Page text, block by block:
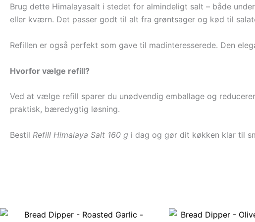
Brug dette Himalayasalt i stedet for almindeligt salt – både
eller kværn. Det passer godt til alt fra grøntsager og kød til
Refillen er også perfekt som gave til madinteresserede. Den
Hvorfor vælge refill?
Ved at vælge refill sparer du unødvendig emballage og
praktisk, bæredygtig løsning.
Bestil Refill Himalaya Salt 160 g i dag og gør dit køkken klar til
Den
Den
Den